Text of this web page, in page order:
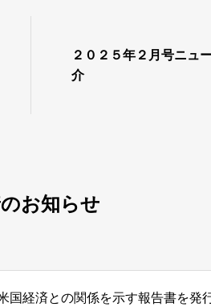
２０２５年２月号ニュ
介
お知らせ
国経済との関係を示す報告書を発